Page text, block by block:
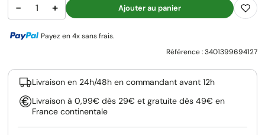
− + Ajouter au panier
Payez en 4x sans frais.
Référence :3401399694127
Livraison en 24h/48h en commandant avant 12h
Livraison à 0,99€ dès 29€ et gratuite dès 49€ en
France continentale